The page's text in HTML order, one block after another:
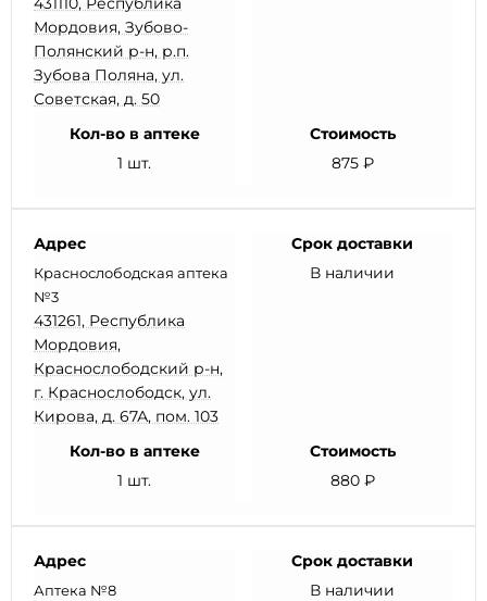
Мордовия, Зубово-
Полянский р-н, р.п.
Зубова Поляна, ул.
Советская, д. 50
Кол-во в аптеке
1 шт.
Стоимость
875 ₽
Адрес
Краснослободская аптека
№3
431261, Республика
Мордовия,
Краснослободский р-н,
г. Краснослободск, ул.
Кирова, д. 67А, пом. 103
Срок доставки
В наличии
Кол-во в аптеке
1 шт.
Стоимость
880 ₽
Адрес
Аптека №8
Срок доставки
В наличии